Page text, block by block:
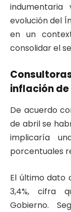
evolución del
en un
consolidar el
inflación
De acuerdo
de abril se
implicaría
porcentuales
El último dato
3,4%, cifra
Gobierno.